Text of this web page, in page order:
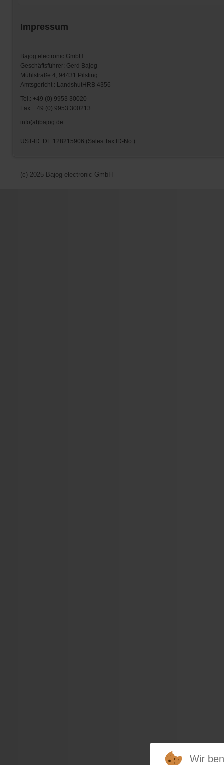
Impressum
Bajog electronic GmbH
Geschäftsführer: Gerd Bajog
Mühlstraße 4, 94431 Pilsting
Amtsgericht : LandshutHRB 4356
Tel.: +49 (0) 9953 30020
Fax: +49 (0) 9953 300213
info(at)bajog.de
UST-ID: DE 128215906 (Sales Tax ID-No.)
(c) 2025 Bajog electronic GmbH
Wir